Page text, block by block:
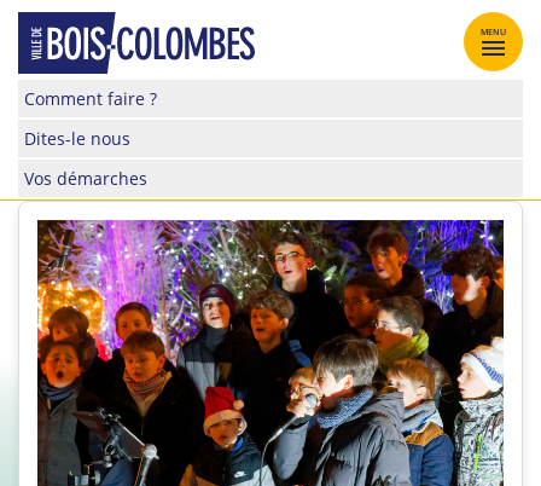
Skip
content
Site
de
la
de
Bois-
Colombes
Comment faire ?
Dites-le nous
Vos démarches
MENU